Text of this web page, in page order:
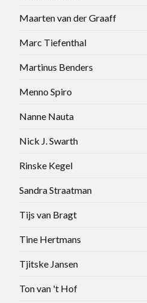
Maarten van der Graaff
Marc Tiefenthal
Martinus Benders
Menno Spiro
Nanne Nauta
Nick J. Swarth
Rinske Kegel
Sandra Straatman
Tijs van Bragt
Tine Hertmans
Tjitske Jansen
Ton van 't Hof